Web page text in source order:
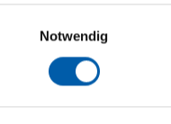
Für die Darstellung
sowie für Marketing-,
personenbezogene
Notwendig